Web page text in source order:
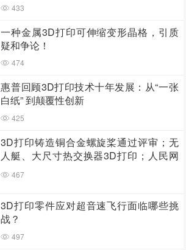
433
一种金属3D打印可伸缩变形晶格，引质
疑和争论！
474
惠普回顾3D打印技术十年发展：从“一张
白纸” 到颠覆性创新
425
3D打印铸造铜合金螺旋桨通过评审；无
人艇、大尺寸热交换器3D打印；人民网
报道两家3D打印企业
467
3D打印零件应对超音速飞行面临哪些挑
战？
497